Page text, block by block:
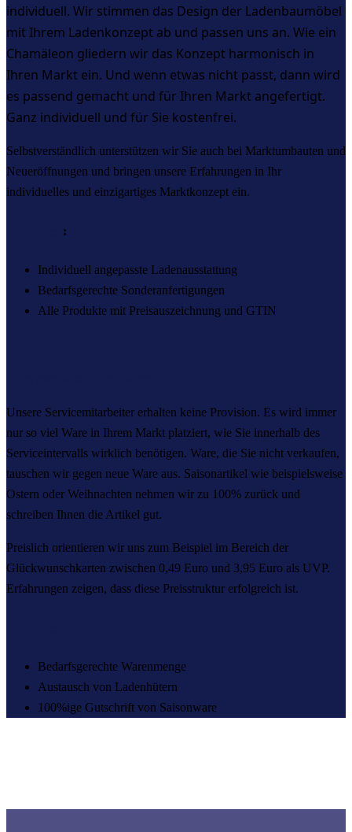
individuell. Wir stimmen das Design der Ladenbaumöbel
mit Ihrem Ladenkonzept ab und passen uns an. Wie ein
Chamäleon gliedern wir das Konzept harmonisch in
Ihren Markt ein. Und wenn etwas nicht passt, dann wird
es passend gemacht und für Ihren Markt angefertigt.
Ganz individuell und für Sie kostenfrei.
Selbstverständlich unterstützen wir Sie auch bei Marktumbauten und
Neueröffnungen und bringen unsere Erfahrungen in Ihr
individuelles und einzigartiges Marktkonzept ein.
:
Individuell angepasste Ladenausstattung
Bedarfsgerechte Sonderanfertigungen
Alle Produkte mit Preisauszeichnung und GTIN
Unsere Servicemitarbeiter erhalten keine Provision. Es wird immer
nur so viel Ware in Ihrem Markt platziert, wie Sie innerhalb des
Serviceintervalls wirklich benötigen. Ware, die Sie nicht verkaufen,
tauschen wir gegen neue Ware aus. Saisonartikel wie beispielsweise
Ostern oder Weihnachten nehmen wir zu 100% zurück und
schreiben Ihnen die Artikel gut.
Preislich orientieren wir uns zum Beispiel im Bereich der
Glückwunschkarten zwischen 0,49 Euro und 3,95 Euro als UVP.
Erfahrungen zeigen, dass diese Preisstruktur erfolgreich ist.
Bedarfsgerechte Warenmenge
Austausch von Ladenhütern
100%ige Gutschrift von Saisonware